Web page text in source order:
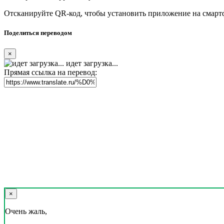
Отсканируйте QR-код, чтобы установить приложение на
Поделиться переводом
×
идет загрузка...
Прямая ссылка на перевод:
×
Очень жаль,